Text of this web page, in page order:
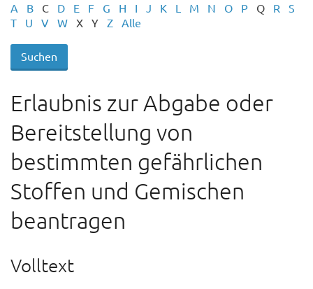
A B C D E F G H I J K L M N O P Q R
S
T
U V W X Y Z Alle
Erlaubnis zur Abgabe oder
Bereitstellung von
bestimmten gefährlichen
Stoffen und Gemischen
beantragen
Volltext